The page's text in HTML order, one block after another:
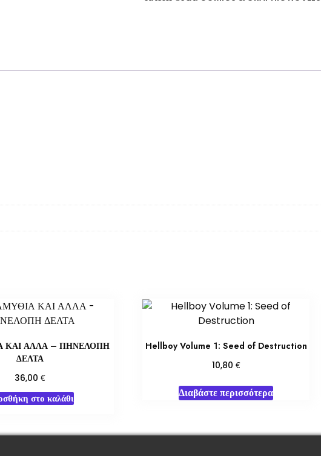
COMPANION
ΚΑΙ ΑΛΛΑ – ΠΗΝΕΛΟΠΗ
ΔΕΛΤΑ
36,00€
στο καλάθι
Hellboy Volume 1: Seed of Destruction
10,80 €
Διαβάστε περισσότερα